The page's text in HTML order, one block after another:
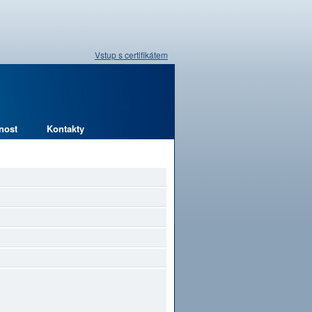
Vstup s certifikátem
Kontakty